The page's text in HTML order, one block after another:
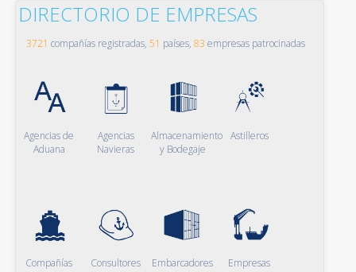
DIRECTORIO DE EMPRESAS
3721 compañías registradas, 51 países, 83 empresas patrocinadas
Agencias de
Aduana
Agencias
Navieras
Almacenamiento
y Bodegaje
Astilleros
Compañías
Consultores
Embarcadores
Empresas